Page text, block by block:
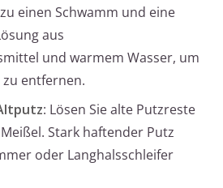
einen Schwamm und eine
aus
und warmem Wasser, um
entfernen.
: Lösen Sie alte Putzreste
Stark haftender Putz
oder Langhalsschleifer